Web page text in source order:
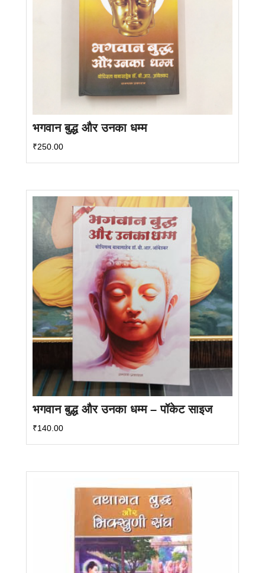
भगवान बुद्ध और उनका धम्म
₹250.00
भगवान बुद्ध और उनका धम्म – पॉकेट साइज
₹140.00